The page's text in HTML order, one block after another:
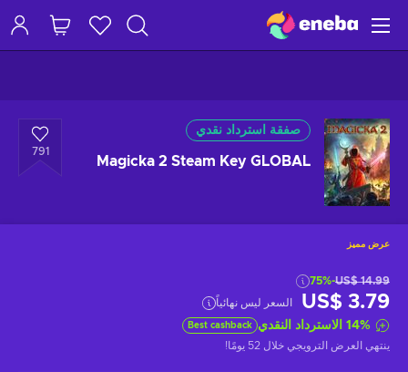
صفقة استرداد نقدي
Magicka 2 Steam Key GLOBAL
791
عرض مميز
US$ 14.99
-75%
US$ 3.79 السعر ليس نهائياً
14% الاسترداد النقدي Best cashback
ينتهي العرض الترويجي خلال 52 يومًا !